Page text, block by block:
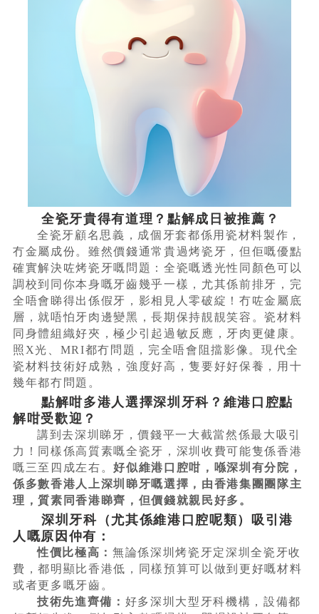
全瓷牙貴得有道理？點解成日被推薦？
全瓷牙顧名思義，成個牙套都係用瓷材料製作，
冇金屬成份。雖然價錢通常貴過烤瓷牙，但佢嘅優點
確實解決咗烤瓷牙嘅問題：全瓷嘅透光性同顏色可以
調校到同你本身嘅牙齒幾乎一樣，尤其係前排牙，完
全唔會睇得出係假牙，影相見人零破綻！冇咗金屬底
層，就唔怕牙肉邊變黑，長期保持靚靚笑容。瓷材料
同身體組織好夾，極少引起過敏反應，牙肉更健康。
照X光、MRI都冇問題，完全唔會阻擋影像。現代全
瓷材料技術好成熟，強度好高，隻要好好保養，用十
幾年都冇問題。
點解咁多港人選擇深圳牙科？維港口腔點
解咁受歡迎？
講到去深圳睇牙，價錢平一大截當然係最大吸引
力！同樣係高質素嘅全瓷牙，深圳收費可能隻係香港
嘅三至四成左右。好似維港口腔咁，喺深圳有分院，
係多數香港人上深圳睇牙嘅選擇，由香港集團團隊主
理，質素同香港睇齊，但價錢就親民好多。
深圳牙科（尤其係維港口腔呢類）吸引港
人嘅原因仲有：
性價比極高： 無論係深圳烤瓷牙定深圳全瓷牙收
費，都明顯比香港低，同樣預算可以做到更好嘅材料
或者更多嘅牙齒。
技術先進齊備： 好多深圳大型牙科機構，設備都